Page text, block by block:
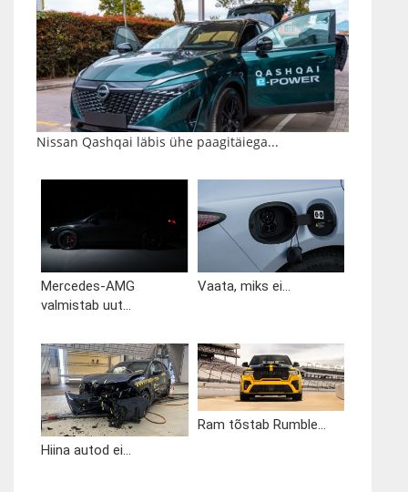
Nissan Qashqai läbis ühe paagitäiega...
Mercedes-AMG
valmistab uut...
Vaata, miks ei...
Hiina autod ei...
Ram tõstab Rumble...